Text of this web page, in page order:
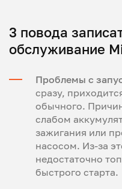
3 повода
обслуживание
Проблемы с
сразу,
обычного.
слабом
зажигания или
насосом. Из-за
недостаточно
быстрого старта.